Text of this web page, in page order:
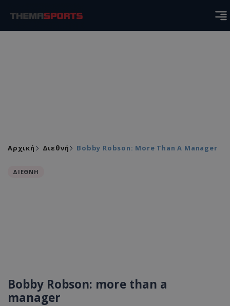
Αρχική Διεθνή Bobby Robson: More Than A Manager
ΔΙΕΘΝΗ
Bobby Robson: more than a
manager